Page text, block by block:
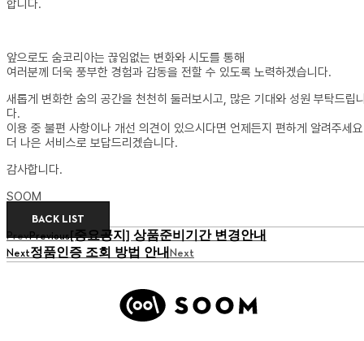
합니다.
앞으로도 숨코리아는 끊임없는 변화와 시도를 통해
여러분께 더욱 풍부한 경험과 감동을 전할 수 있도록 노력하겠습니다.
새롭게 변화한 숨의 공간을 천천히 둘러보시고, 많은 기대와 성원 부탁드립
다.
이용 중 불편 사항이나 개선 의견이 있으시다면 언제든지 편하게 알려주세
더 나은 서비스로 보답드리겠습니다.
감사합니다.
SOOM
BACK LIST
PrevPrevious[중요공지] 상품준비기간 변경안내
Next정품인증 조회 방법 안내 Next